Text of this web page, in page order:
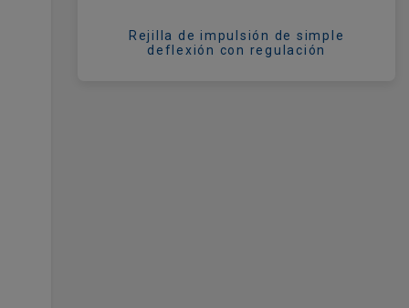
Rejilla de impulsión de simple
deflexión con regulación